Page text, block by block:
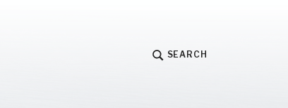
SEARCH